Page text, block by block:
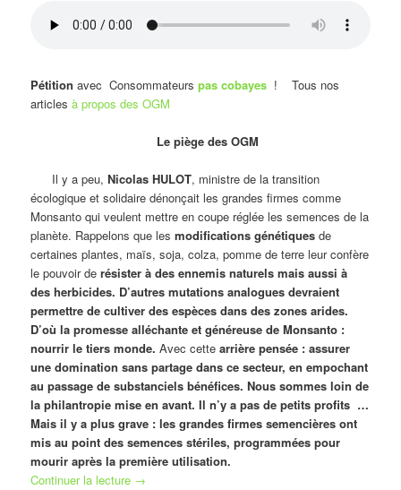
Pétition avec Consommateurs pas cobayes ! Tous nos
articlesà propos des OGM
Le piège des OGM
Il y a peu,Nicolas HULOT, ministre de la transition
écologique et solidaire dénonçait les grandes firmes comme
Monsanto qui veulent mettre en coupe réglée les semences de la
planète. Rappelons que lesmodifications génétiques de
certaines plantes, maïs, soja, colza, pomme de terre leur confère
le pouvoir de résister à des ennemis naturels mais aussi à
des herbicides. D’autres mutations analogues devraient
permettre de cultiver des espèces dans des zones arides.
D’où la promesse alléchante et généreuse de Monsanto :
nourrir le tiers monde. Avec cette arrière pensée : assurer
une domination sans partage dans ce secteur, en empochant
au passage de substanciels bénéfices. Nous sommes loin de
la philantropie mise en avant. Il n’y a pas de petits profits …
Mais il y a plus grave : les grandes firmes semencières ont
mis au point des semences stériles, programmées pour
mourir après la première utilisation.
Continuer la lecture →